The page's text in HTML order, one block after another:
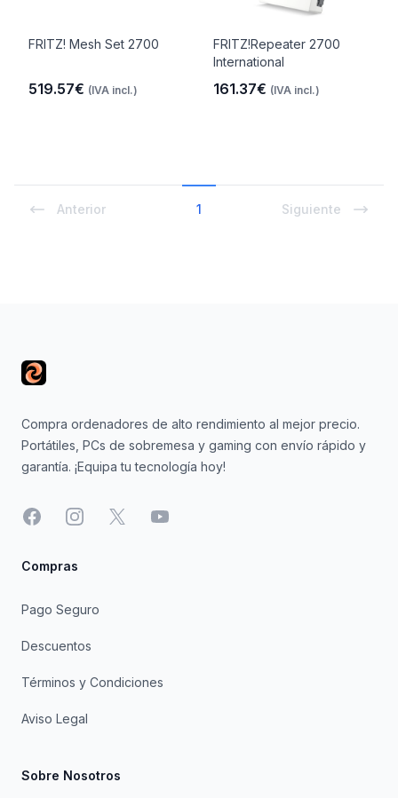
FRITZ! Mesh Set 2700
519.57€ (IVA incl.)
FRITZ!Repeater 2700
International
161.37€ (IVA incl.)
Anterior 1 Siguiente
Compra ordenadores de alto rendimiento al mejor precio.
Portátiles, PCs de sobremesa y gaming con envío rápido y
garantía. ¡Equipa tu tecnología hoy!
FacebookInstagram
X YouTube
Compras
Pago Seguro
Descuentos
Términos y Condiciones
Aviso Legal
Sobre Nosotros